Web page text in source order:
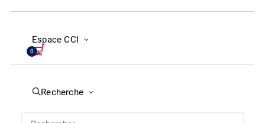
Espace CCI
0
Recherche